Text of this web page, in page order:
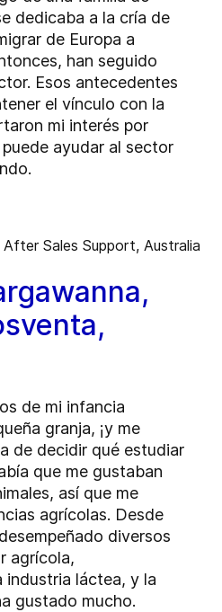
dedicaba a la cría de
de Europa a
han seguido
Esos antecedentes
el vínculo con la
mi interés por
ayudar al sector
de mi infancia
granja, ¡y me
de decidir qué estudiar
que me gustaban
así que me
agrícolas. Desde
diversos
agrícola,
industria láctea, y la
gustado mucho.